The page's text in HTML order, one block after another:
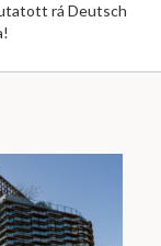
rá Deutsch